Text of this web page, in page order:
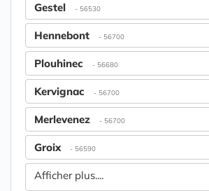
Gestel - 56530
Hennebont - 56700
Plouhinec - 56680
Kervignac - 56700
Merlevenez - 56700
Groix - 56590
Afficher plus....